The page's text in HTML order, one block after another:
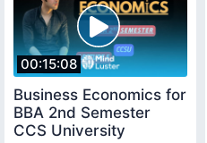
00:15:08
Business Economics for
BBA 2nd Semester
CCS University